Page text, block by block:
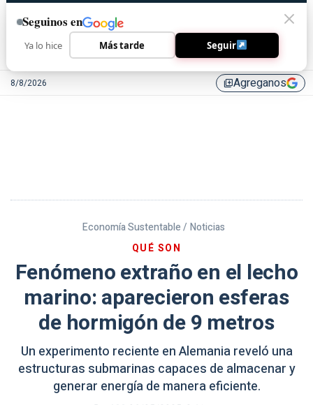
8/8/2026 library_addAgreganos
Economía Sustentable / Noticias
QUÉ SON
Fenómeno extraño en el lecho
marino: aparecieron esferas
de hormigón de 9 metros
Un experimento reciente en Alemania reveló una
estructuras submarinas capaces de almacenar y
generar energía de manera eficiente.
Seguinos en
Ya lo hice Más tarde Seguir